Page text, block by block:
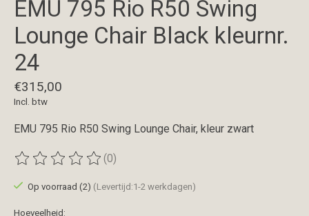
EMU 795 Rio R50 Swing
Lounge Chair Black kleurnr.
24
€315,00
Incl. btw
EMU 795 Rio R50 Swing Lounge Chair, kleur zwart
De beoordeling van dit product is
(0)
Op voorraad (2) (Levertijd:1-2 werkdagen)
Hoeveelheid: